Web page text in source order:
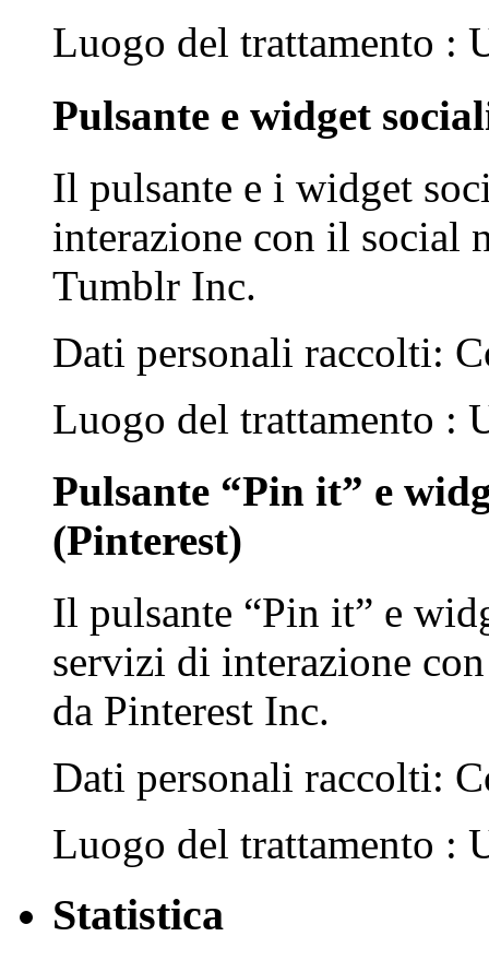
Luogo del trattamento :
Pulsante e widget
Il pulsante e i widget
interazione con il social
Tumblr Inc.
Dati personali raccolti:
Luogo del trattamento :
Pulsante “Pin it” e
(Pinterest)
Il pulsante “Pin it” e
servizi di interazione
da Pinterest Inc.
Dati personali raccolti:
Luogo del trattamento :
Statistica